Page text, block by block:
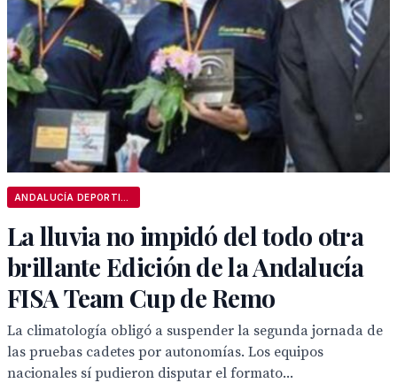
La lluvia no impidó del todo otra
brillante Edición de la Andalucía
FISA Team Cup de Remo
La climatología obligó a suspender la segunda jornada de
las pruebas cadetes por autonomías. Los equipos
nacionales sí pudieron disputar el formato...